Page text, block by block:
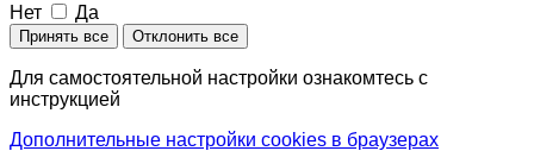
Нет
Да
Принять все Отклонить все
Для самостоятельной настройки ознакомтесь с
инструкцией
Дополнительные настройки cookies в браузерах